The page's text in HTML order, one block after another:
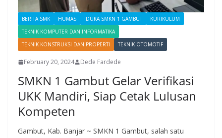
BERITA SMK HUMAS IDUKA SMKN 1 GAMBUT
KURIKULUM
TEKNIK KOMPUTER DAN INFORMATIKA
TEKNIK KONSTRUKSI DAN PROPERTI
TEKNIK OTOMOTIF
February 20, 2024 Dede Fardede
SMKN 1 Gambut Gelar Verifikasi
UKK Mandiri, Siap Cetak Lulusan
Kompeten
Gambut, Kab. Banjar ~ SMKN 1 Gambut, salah satu